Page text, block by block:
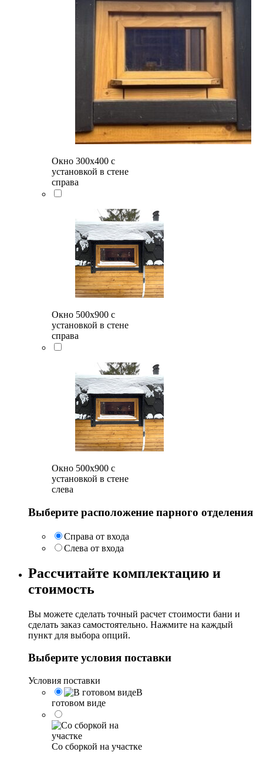
Окно 300х400 с
установкой в стене
справа
Окно 500x900 с
установкой в стене
справа
Окно 500x900 с
установкой в стене
слева
Выберите расположение парного отделения
Справа от входа
Слева от входа
Рассчитайте комплектацию и
стоимость
Вы можете сделать точный расчет стоимости бани и
сделать заказ самостоятельно. Нажмите на каждый
пункт для выбора опций.
Выберите условия поставки
Условия поставки
В
готовом виде
Со сборкой на участке